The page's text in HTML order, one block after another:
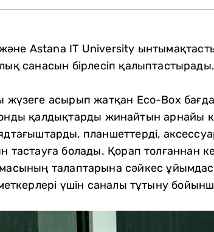
Astana IT University
санасын бірлесіп қалыптастырады.
жүзеге асырып жатқан Eco-Box
қалдықтарды жинайтын арнайы
планшеттерді,
тастауға болады. Қорап толғаннан
талаптарына сәйкес
үшін саналы тұтыну